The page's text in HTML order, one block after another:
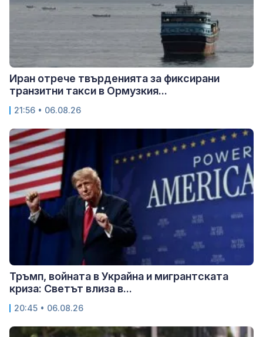
Иран отрече твърденията за фиксирани
транзитни такси в Ормузкия...
21:56 • 06.08.26
Тръмп, войната в Украйна и мигрантската
криза: Светът влиза в...
20:45 • 06.08.26